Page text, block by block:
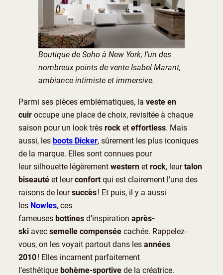
Boutique de Soho à New York, l’un des
nombreux points de vente Isabel Marant,
ambiance intimiste et immersive.
Parmi ses pièces emblématiques, la veste en
cuiroccupe une place de choix, revisitée à chaque
saison pour un look très rocket effortless. Mais
aussi, les boots Dicker, sûrement les plus iconiques
de la marque. Elles sont connues pour
leur silhouette légèrement westernet rock, leurtalon
biseautéet leurconfortqui est clairement l’une des
raisons de leursuccès! Et puis, il y a aussi
les Nowles, ces
fameuses bottinesd’inspiration après-
skiavec semelle compenséecachée. Rappelez-
vous, on les voyait partout dans les années
2010! Elles incarnent parfaitement
l’esthétique bohème-sportivede la créatrice.